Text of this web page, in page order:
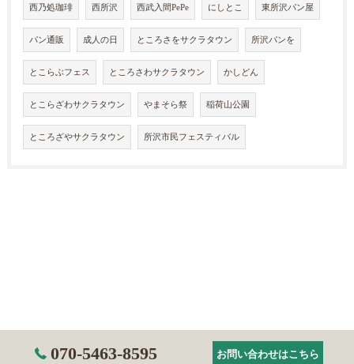
西乃処珈琲 西所沢 西武入間PePe にしとこ 東所沢パン屋
パン通販 成人の日 ところさをサクラタウン 所沢パンを
とこらぶフェス ところさわサクラタウン かしどん
とこらざわサクラタウン やまそら祭 稲荷山公園
ところざやサクラタウン 所沢市民フェスティバル
070-5463-8595 お問い合わせはこちら